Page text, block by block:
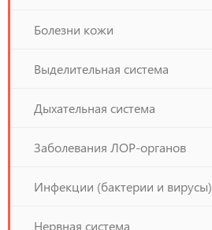
Болезни кожи
Выделительная система
Дыхательная система
Заболевания ЛОР-органов
Инфекции (бактерии и вирусы)
Нервная система